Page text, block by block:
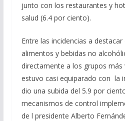
junto con los restaurantes y
salud (6.4 por ciento).
Entre las incidencias a
alimentos y bebidas no
directamente a los grupos más
estuvo casi equiparado con la
dio una subida del 5.9 por
mecanismos de control
de l presidente Alberto